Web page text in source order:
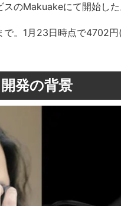
のMakuakeにて開始した
。1月23日時点で4702
発の背景